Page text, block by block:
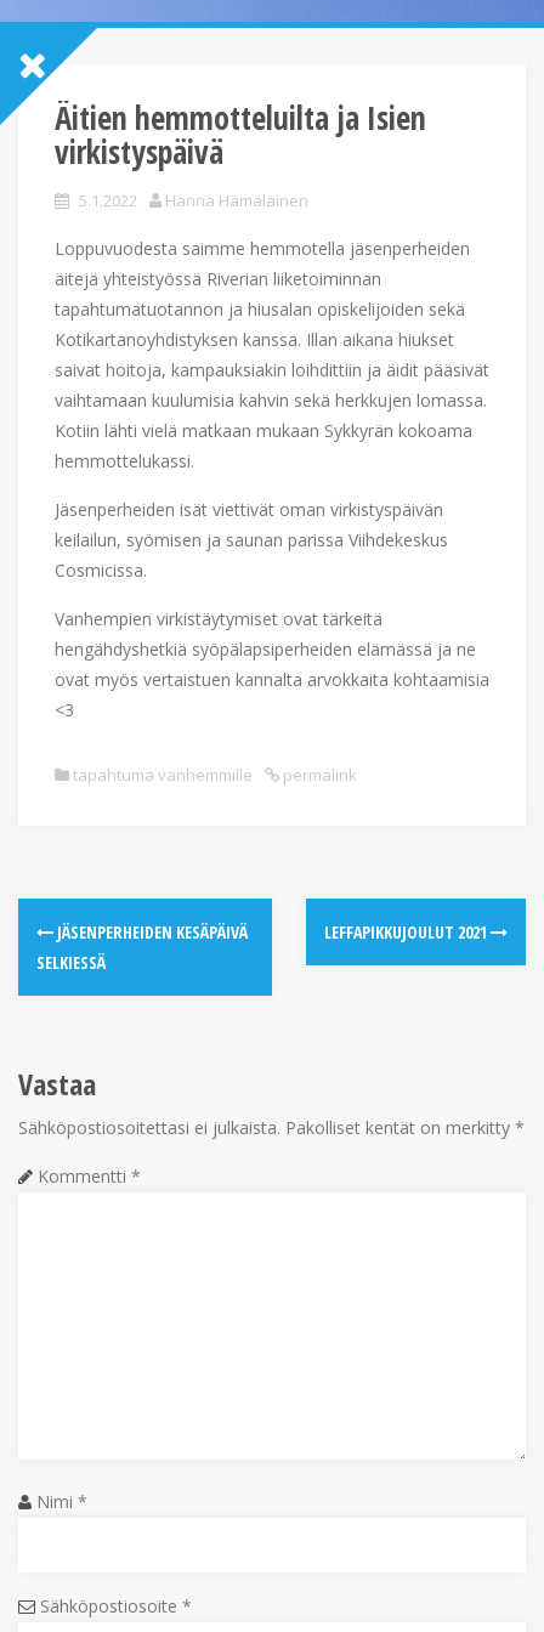
Äitien hemmotteluilta ja Isien
virkistyspäivä
5.1.2022 Hanna Hämäläinen
Loppuvuodesta saimme hemmotella jäsenperheiden
äitejä yhteistyössä Riverian liiketoiminnan
tapahtumatuotannon ja hiusalan opiskelijoiden sekä
Kotikartanoyhdistyksen kanssa. Illan aikana hiukset
saivat hoitoja, kampauksiakin loihdittiin ja äidit pääsivät
vaihtamaan kuulumisia kahvin sekä herkkujen lomassa.
Kotiin lähti vielä matkaan mukaan Sykkyrän kokoama
hemmottelukassi.
Jäsenperheiden isät viettivät oman virkistyspäivän
keilailun, syömisen ja saunan parissa Viihdekeskus
Cosmicissa.
Vanhempien virkistäytymiset ovat tärkeitä
hengähdyshetkiä syöpälapsiperheiden elämässä ja ne
ovat myös vertaistuen kannalta arvokkaita kohtaamisia
<3
tapahtuma vanhemmille permalink
JÄSENPERHEIDEN KESÄPÄIVÄ
SELKIESSÄ
LEFFAPIKKUJOULUT 2021
Vastaa
Sähköpostiosoitettasi ei julkaista. Pakolliset kentät on merkitty *
Kommentti *
Nimi *
Sähköpostiosoite *